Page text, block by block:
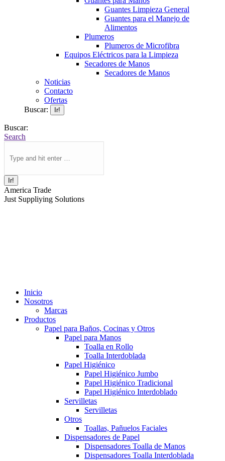
Guantes Limpieza General
Guantes para el Manejo de
Alimentos
Plumeros
Plumeros de Microfibra
Equipos Eléctricos para la Limpieza
Secadores de Manos
Secadores de Manos
Noticias
Contacto
Ofertas
Buscar:
Buscar:
Search
America Trade
Just Suppliying Solutions
Inicio
Nosotros
Marcas
Productos
Papel para Baños, Cocinas y Otros
Papel para Manos
Toalla en Rollo
Toalla Interdoblada
Papel Higiénico
Papel Higiénico Jumbo
Papel Higiénico Tradicional
Papel Higiénico Interdoblado
Servilletas
Servilletas
Otros
Toallas, Pañuelos Faciales
Dispensadores de Papel
Dispensadores Toalla de Manos
Dispensadores Toalla Interdoblada